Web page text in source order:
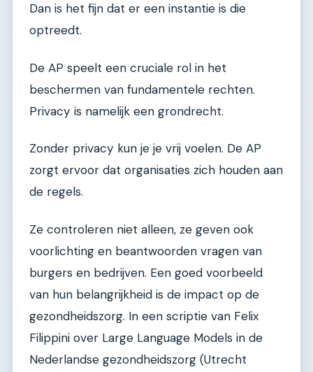
Dan is het fijn dat er een instantie is die
optreedt.
De AP speelt een cruciale rol in het
beschermen van fundamentele rechten.
Privacy is namelijk een grondrecht.
Zonder privacy kun je je vrij voelen. De AP
zorgt ervoor dat organisaties zich houden aan
de regels.
Ze controleren niet alleen, ze geven ook
voorlichting en beantwoorden vragen van
burgers en bedrijven. Een goed voorbeeld
van hun belangrijkheid is de impact op de
gezondheidszorg. In een scriptie van Felix
Filippini over Large Language Models in de
Nederlandse gezondheidszorg (Utrecht